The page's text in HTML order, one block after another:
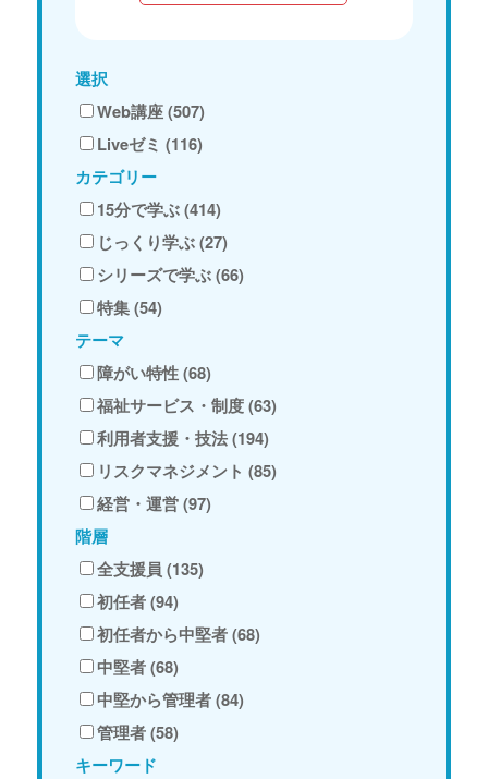
選択
Web講座 (507)
Liveゼミ (116)
カテゴリー
15分で学ぶ (414)
じっくり学ぶ (27)
シリーズで学ぶ (66)
特集 (54)
テーマ
障がい特性 (68)
福祉サービス・制度 (63)
利用者支援・技法 (194)
リスクマネジメント (85)
経営・運営 (97)
階層
全支援員 (135)
初任者 (94)
初任者から中堅者 (68)
中堅者 (68)
中堅から管理者 (84)
管理者 (58)
キーワード